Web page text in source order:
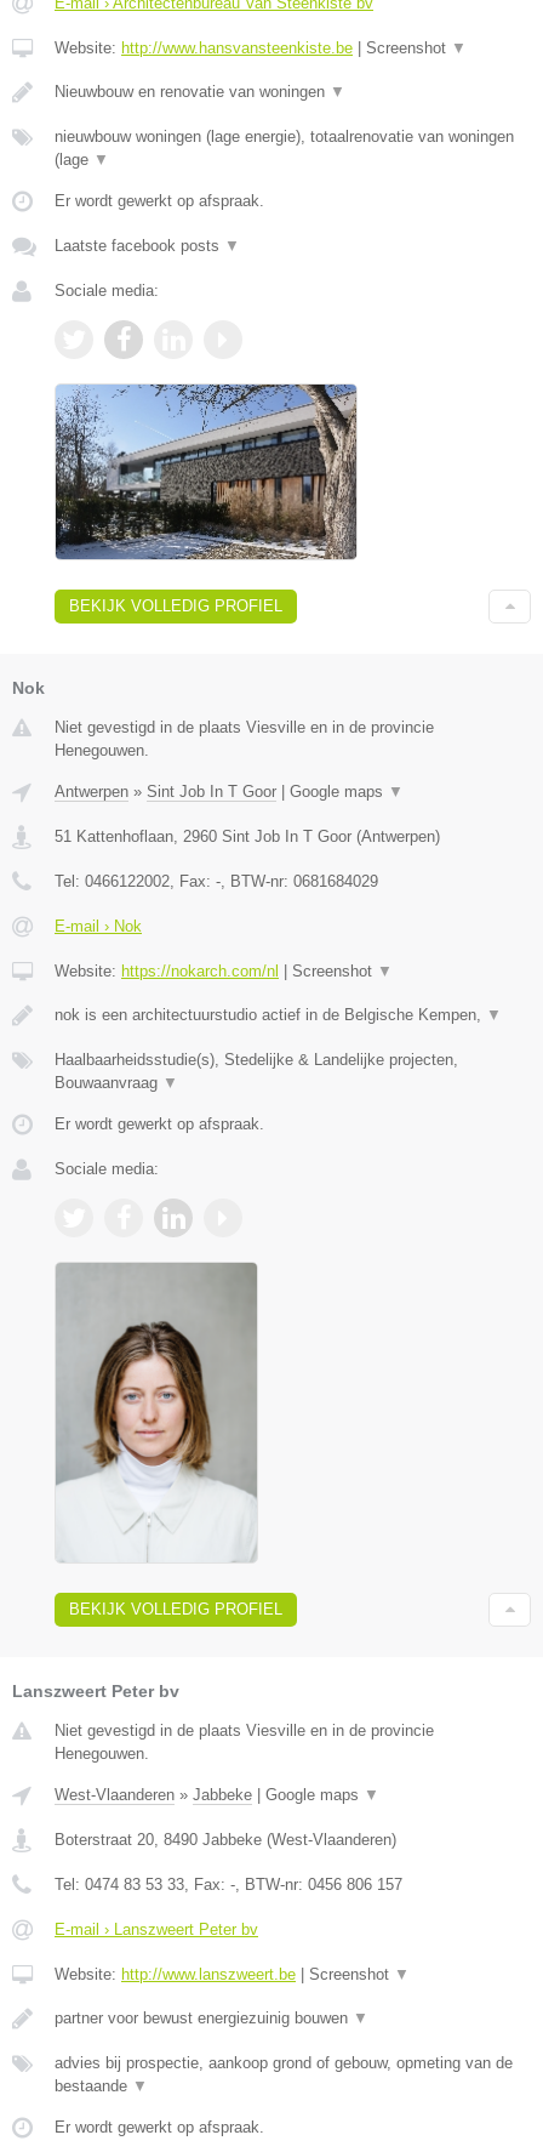
Website: http://www.hansvansteenkiste.be Screenshot ▼
Nieuwbouw en renovatie van woningen ▼
nieuwbouw woningen (lage energie), totaalrenovatie van woningen
(lage ▼
Er wordt gewerkt op afspraak.
Laatste facebook posts ▼
Sociale media:
BEKIJK VOLLEDIG PROFIEL
Nok
Niet gevestigd in de plaats Viesville en in de provincie
Henegouwen.
Antwerpen » Sint Job In T Goor Google maps ▼
51 Kattenhoflaan 2960 Sint Job In T Goor (Antwerpen)
Tel: 0466122002 , Fax: - , BTW-nr: 0681684029
E-mail › Nok
Website: https://nokarch.com/nl Screenshot ▼
nok is een architectuurstudio actief in de Belgische Kempen, ▼
Haalbaarheidsstudie(s), Stedelijke & Landelijke projecten,
Bouwaanvraag ▼
Er wordt gewerkt op afspraak.
Sociale media:
BEKIJK VOLLEDIG PROFIEL
Lanszweert Peter bv
Niet gevestigd in de plaats Viesville en in de provincie
Henegouwen.
West-Vlaanderen » Jabbeke Google maps ▼
Boterstraat 20 8490 Jabbeke (West-Vlaanderen)
Tel: 0474 83 53 33 , Fax: - , BTW-nr: 0456 806 157
E-mail › Lanszweert Peter bv
Website: http://www.lanszweert.be Screenshot ▼
partner voor bewust energiezuinig bouwen ▼
advies bij prospectie, aankoop grond of gebouw, opmeting van de
bestaande ▼
Er wordt gewerkt op afspraak.